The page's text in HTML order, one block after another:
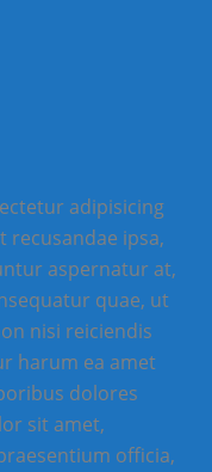
adipisicing
recusandae ipsa,
aspernatur at,
quae, ut
nisi reiciendis
harum ea amet
dolores
sit amet,
officia,